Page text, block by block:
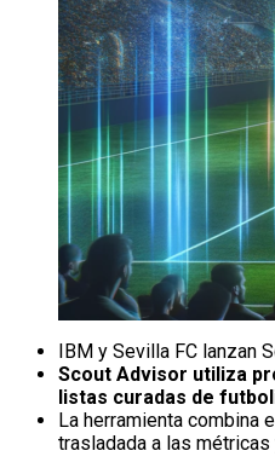
IBM y Sevilla FC lanzan
Scout Advisor utiliza
listas curadas de
La herramienta combina
trasladada a las